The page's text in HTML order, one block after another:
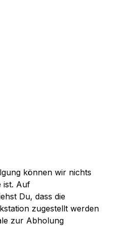
können wir nichts
ist. Auf
Du, dass die
zugestellt werden
zur Abholung